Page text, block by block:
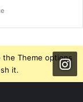
the Theme options
it.